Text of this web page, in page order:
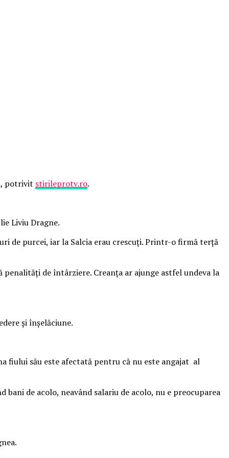
potrivit stirileprotv.ro.
Liviu Dragne.
de purcei, iar la Salcia erau crescuţi. Printr-o firmă terţă
de întârziere. Creanţa ar ajunge astfel undeva la
şi înşelăciune.
fiului său este afectată pentru că nu este angajat al
bani de acolo, neavând salariu de acolo, nu e preocuparea